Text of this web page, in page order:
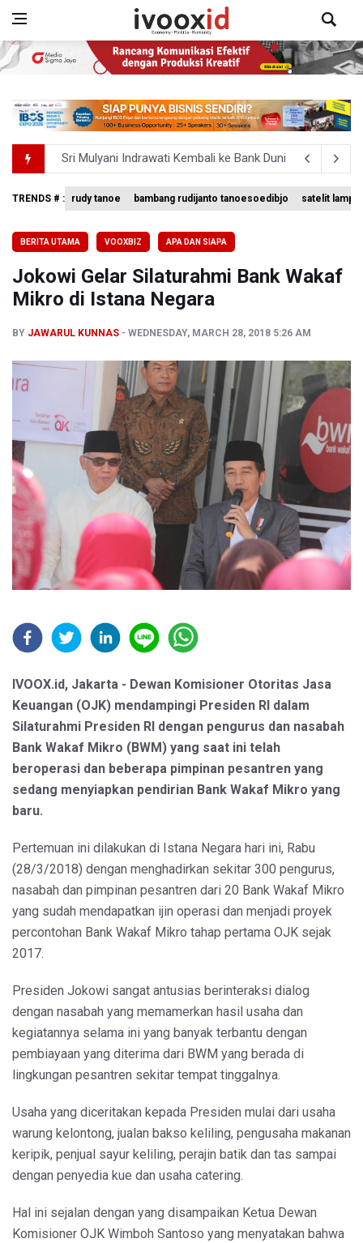
Persebaya Juara Piala Presiden 2026, Menang Adu
Dari Literasi Teks ke Literasi Multimodal
Menperin Sebut Insentif Kendaraan Listrik untuk Produk
Sri Mulyani Indrawati Kembali ke Bank Dunia
TRENDS # : rudy tanoe bambang rudijanto tanoesoedibjo satelit
BERITA UTAMA VOOXBIZ APA DAN SIAPA
Jokowi Gelar Silaturahmi Bank Wakaf
Mikro di Istana Negara
BY JAWARUL KUNNAS WEDNESDAY, MARCH 28, 2018 5:26 AM
IVOOX.id, Jakarta - Dewan Komisioner Otoritas Jasa
Keuangan (OJK) mendampingi Presiden RI dalam
Silaturahmi Presiden RI dengan pengurus dan nasabah
Bank Wakaf Mikro (BWM) yang saat ini telah
beroperasi dan beberapa pimpinan pesantren yang
sedang menyiapkan pendirian Bank Wakaf Mikro yang
baru.
Pertemuan ini dilakukan di Istana Negara hari ini, Rabu
(28/3/2018) dengan menghadirkan sekitar 300 pengurus,
nasabah dan pimpinan pesantren dari 20 Bank Wakaf Mikro
yang sudah mendapatkan ijin operasi dan menjadi proyek
percontohan Bank Wakaf Mikro tahap pertama OJK sejak
2017.
Presiden Jokowi sangat antusias berinteraksi dialog
dengan nasabah yang memamerkan hasil usaha dan
kegiatannya selama ini yang banyak terbantu dengan
pembiayaan yang diterima dari BWM yang berada di
lingkungan pesantren sekitar tempat tinggalnya.
Usaha yang diceritakan kepada Presiden mulai dari usaha
warung kelontong, jualan bakso keliling, pengusaha makanan
keripik, penjual sayur keliling, perajin batik dan tas sampai
dengan penyedia kue dan usaha catering.
Hal ini sejalan dengan yang disampaikan Ketua Dewan
Komisioner OJK Wimboh Santoso yang menyatakan bahwa